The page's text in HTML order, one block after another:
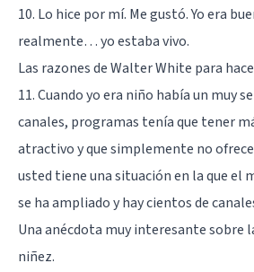
10. Lo hice por mí. Me gustó. Yo era
realmente… yo estaba vivo.
Las razones de Walter White para
11. Cuando yo era niño había un muy
canales, programas tenía que tener
atractivo y que simplemente no
usted tiene una situación en la que el
se ha ampliado y hay cientos de
Una anécdota muy interesante sobre
niñez.